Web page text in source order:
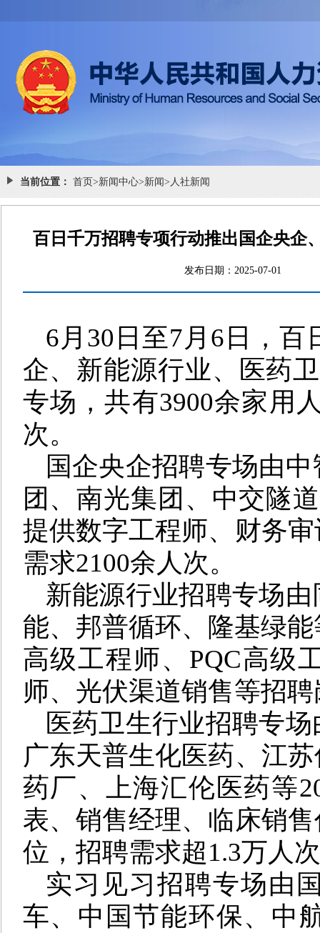
当前位置： 首页>新闻中心>新闻> 人社新闻
百日千万招聘专项行动推出国企央企
发布日期：2025-07-
6 月 30 日至7月6 日，百
企、新能源行业、医药
专场，共有3900余家用
次。
国企央企招聘专场由
团 、南光集团 、中交隧
提供数字工程师、财务
需求2100余人次。
新能源行业招聘专场由
能、邦普循环、隆基绿
高级工程师、PQC高级
师、光伏渠道销售等招
医药卫生行业招聘专场
广东天普生化医药、江
药厂、上海汇伦医药等
表、销售经理、临床销
位，招聘需求超1.3万人
实习见习招聘专场由
车、中国节能环保、中